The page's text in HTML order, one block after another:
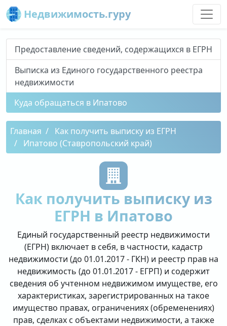
Недвижимость.гуру
Предоставление сведений, содержащихся в ЕГРН
Выписка из Единого государственного реестра
недвижимости
Куда обращаться в Ипатово
Главная
Как получить выписку из ЕГРН
Ипатово (Ставропольский край)
Как получить выписку из
ЕГРН в Ипатово
Единый государственный реестр недвижимости
(ЕГРН) включает в себя, в частности, кадастр
недвижимости (до 01.01.2017 - ГКН) и реестр прав на
недвижимость (до 01.01.2017 - ЕГРП) и содержит
сведения об учтенном недвижимом имуществе, его
характеристиках, зарегистрированных на такое
имущество правах, ограничениях (обременениях)
прав, сделках с объектами недвижимости, а также